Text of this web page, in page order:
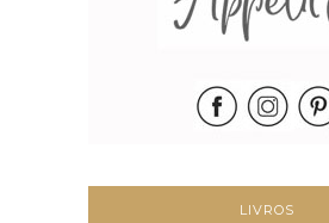
LIVROS